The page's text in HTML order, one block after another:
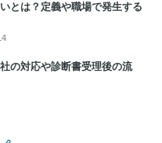
とは？定義や職場で発生する
の対応や診断書受理後の流